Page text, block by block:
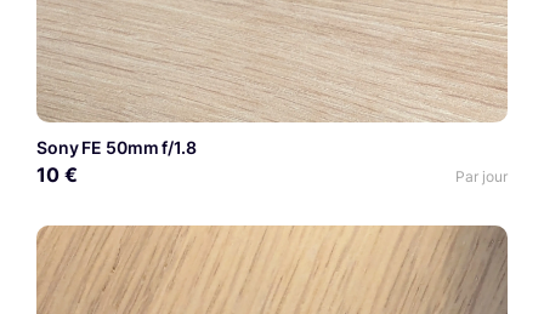
Sony FE 50mm f/1.8
10 € Par jour